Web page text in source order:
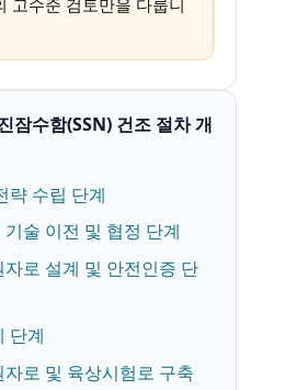
수함(SSN) 건조 절차 개
략 수립 단계
술 이전 및 협정 단계
자로 설계 및 안전인증 단
단계
로 및 육상시험로 구축